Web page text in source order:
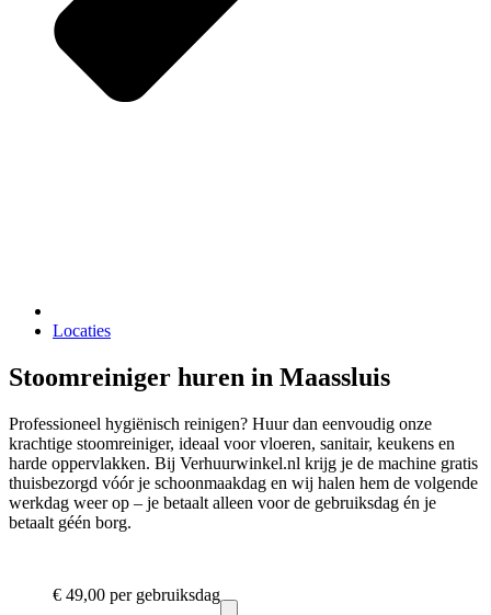
Locaties
Stoomreiniger huren in Maassluis
Professioneel hygiënisch reinigen? Huur dan eenvoudig onze
krachtige stoomreiniger, ideaal voor vloeren, sanitair, keukens en
harde oppervlakken. Bij Verhuurwinkel.nl krijg je de machine gratis
thuisbezorgd vóór je schoonmaakdag en wij halen hem de volgende
werkdag weer op – je betaalt alleen voor de gebruiksdag én je
betaalt géén borg.
€ 49,00 per gebruiksdag